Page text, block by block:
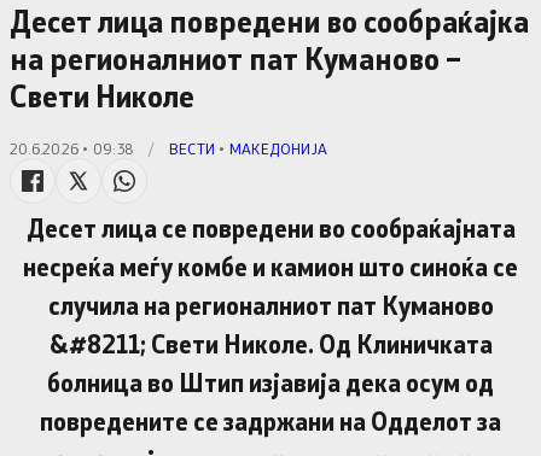
Десет лица повредени во сообраќајка
на регионалниот пат Куманово –
Свети Николе
20.6.2026 • 09:38 / ВЕСТИ • МАКЕДОНИЈА
Десет лица се повредени во сообраќајната
несреќа меѓу комбе и камион што синоќа се
случила на регионалниот пат Куманово
&#8211; Свети Николе. Од Клиничката
болница во Штип изјавија дека осум од
повредените се задржани на Одделот за